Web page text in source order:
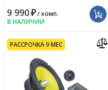
9 990₽/ комп.
В НАЛИЧИИ
РАССРОЧКА 9 МЕС